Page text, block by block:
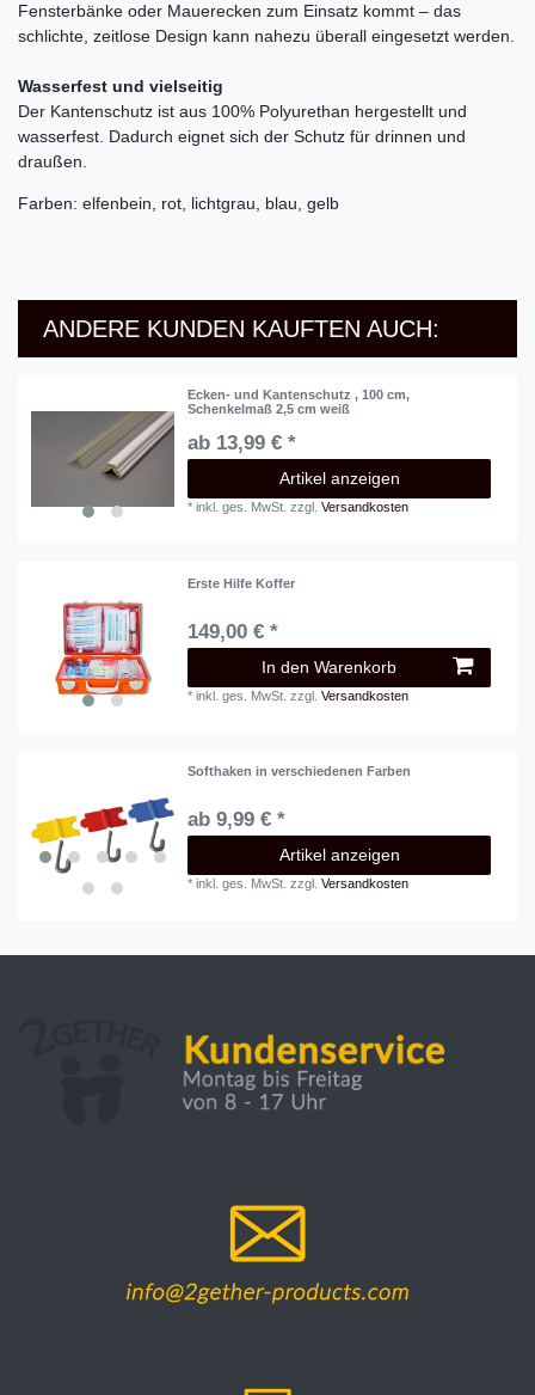
Fensterbänke oder Mauerecken zum Einsatz kommt – das
schlichte, zeitlose Design kann nahezu überall eingesetzt werden.
Wasserfest und vielseitig
Der Kantenschutz ist aus 100% Polyurethan hergestellt und
wasserfest. Dadurch eignet sich der Schutz für drinnen und
draußen.
Farben: elfenbein, rot, lichtgrau, blau, gelb
ANDERE KUNDEN KAUFTEN AUCH:
Ecken- und Kantenschutz , 100 cm,
Schenkelmaß 2,5 cm weiß
ab 13,99 € *
Artikel anzeigen
*inkl. ges. MwSt. zzgl.Versandkosten
Erste Hilfe Koffer
149,00 € *
In den Warenkorb
*inkl. ges. MwSt. zzgl.Versandkosten
Softhaken in verschiedenen Farben
ab 9,99 € *
Artikel anzeigen
*inkl. ges. MwSt. zzgl.Versandkosten